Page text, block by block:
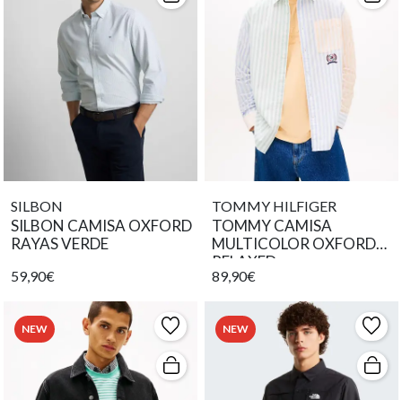
SILBON
SILBON CAMISA OXFORD
RAYAS VERDE
59,90€
TOMMY HILFIGER
TOMMY CAMISA
MULTICOLOR OXFORD
RELAXED
89,90€
NEW NEW